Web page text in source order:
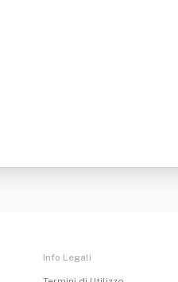
Info Legali